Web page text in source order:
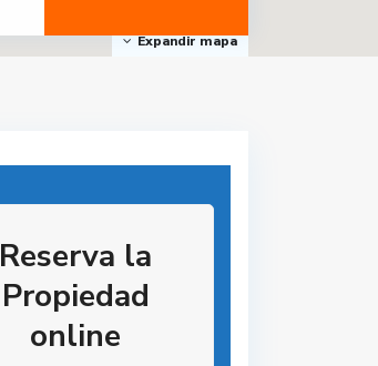
Expandir mapa
Reserva la
Propiedad
online